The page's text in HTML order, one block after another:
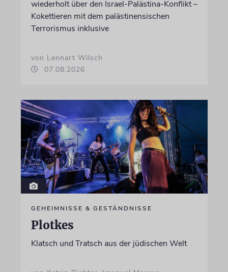
wiederholt über den Israel-Palästina-Konflikt –
Kokettieren mit dem palästinensischen
Terrorismus inklusive
von Lennart Wilsch
07.08.2026
GEHEIMNISSE & GESTÄNDNISSE
Plotkes
Klatsch und Tratsch aus der jüdischen Welt